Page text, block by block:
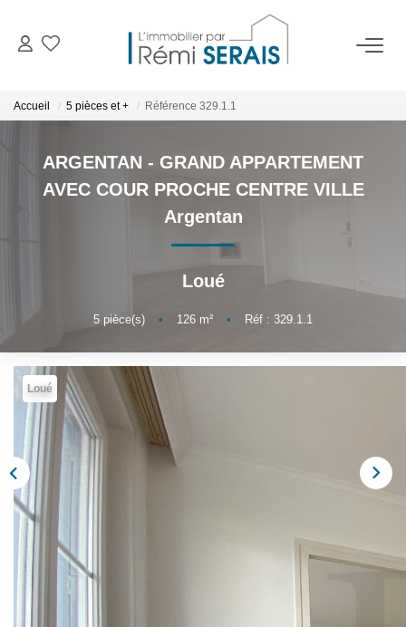
VENDRE
BIENS VENDUS
Accueil 5 pièces et + Référence 329.1.1
ARGENTAN - GRAND APPARTEMENT
AVEC COUR PROCHE CENTRE VILLE
Argentan
Loué
5 pièce(s) • 126 m² • Réf : 329.1.1
Loué